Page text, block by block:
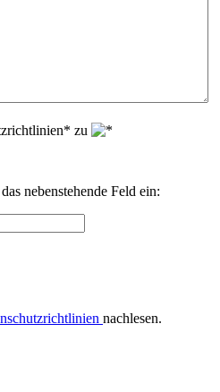
zu
nebenstehende Feld ein:
nachlesen.